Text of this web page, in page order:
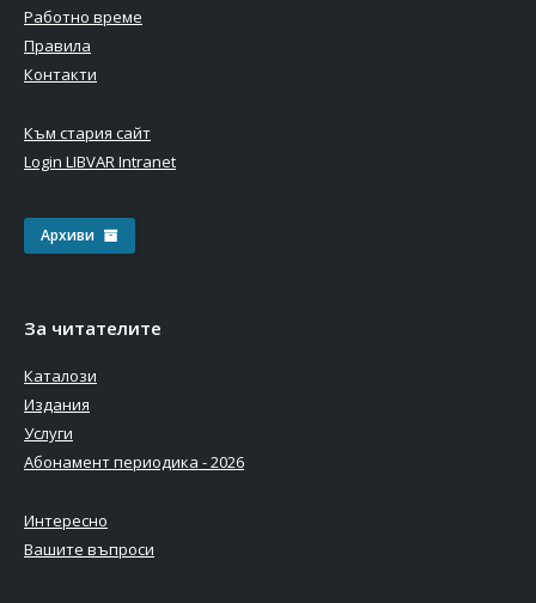
Работно време
Правила
Контакти
Към стария сайт
Login LIBVAR Intranet
Архиви
За читателите
Каталози
Издания
Услуги
Абонамент периодика - 2026
Интересно
Вашите въпроси